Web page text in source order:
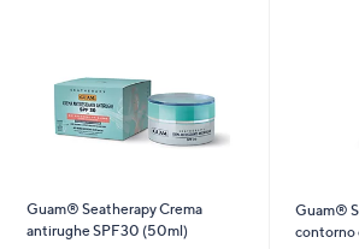
consultarli.
Guam® Seatherapy Crema
antirughe SPF30 (50ml)
Guam®
contorno